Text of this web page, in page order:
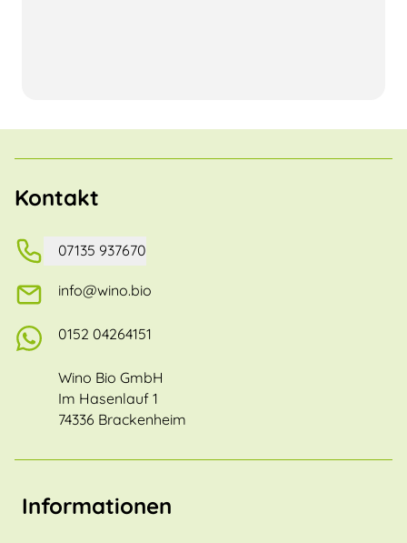
Kontakt
07135 937670
info@wino.bio
0152 04264151
Wino Bio GmbH
Im Hasenlauf 1
74336 Brackenheim
Informationen